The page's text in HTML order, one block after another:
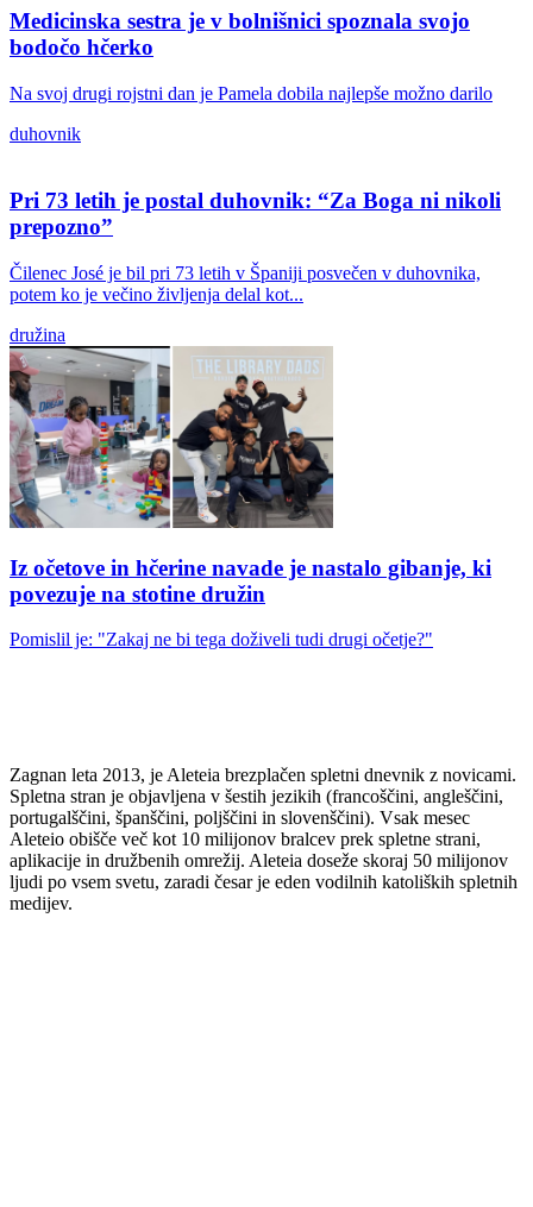
Medicinska sestra je v bolnišnici spoznala svojo
bodočo hčerko
Na svoj drugi rojstni dan je Pamela dobila najlepše možno darilo
duhovnik
Pri 73 letih je postal duhovnik: “Za Boga ni nikoli
prepozno”
Čilenec José je bil pri 73 letih v Španiji posvečen v duhovnika,
potem ko je večino življenja delal kot...
družina
Iz očetove in hčerine navade je nastalo gibanje, ki
povezuje na stotine družin
Pomislil je: "Zakaj ne bi tega doživeli tudi drugi očetje?"
Zagnan leta 2013, je Aleteia brezplačen spletni dnevnik z novicami.
Spletna stran je objavljena v šestih jezikih (francoščini, angleščini,
portugalščini, španščini, poljščini in slovenščini). Vsak mesec
Aleteio obišče več kot 10 milijonov bralcev prek spletne strani,
aplikacije in družbenih omrežij. Aleteia doseže skoraj 50 milijonov
ljudi po vsem svetu, zaradi česar je eden vodilnih katoliških spletnih
medijev.